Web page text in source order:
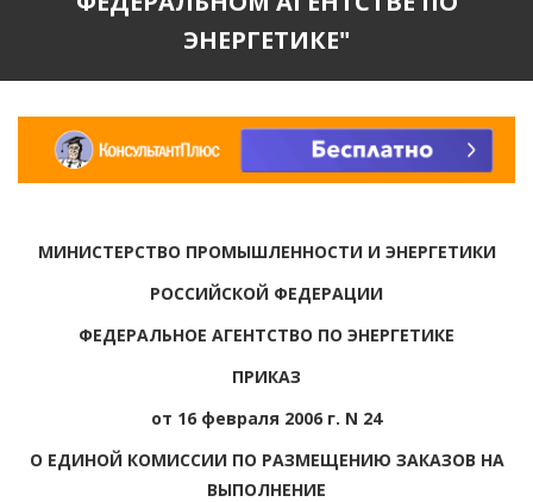
ЭНЕРГЕТИКЕ"
МИНИСТЕРСТВО ПРОМЫШЛЕННОСТИ И ЭНЕРГЕТИКИ
РОССИЙСКОЙ ФЕДЕРАЦИИ
ФЕДЕРАЛЬНОЕ АГЕНТСТВО ПО ЭНЕРГЕТИКЕ
ПРИКАЗ
от 16 февраля 2006 г. N 24
О ЕДИНОЙ КОМИССИИ ПО РАЗМЕЩЕНИЮ ЗАКАЗОВ НА
ВЫПОЛНЕНИЕ